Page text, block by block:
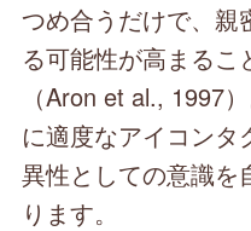
つめ合うだけで、親
る可能性が高まるこ
（Aron et al., 1997
に適度なアイコンタ
異性としての意識を
ります。